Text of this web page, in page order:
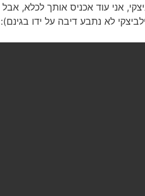
אני עוד אכניס אותך לכלא,
לא נתבע דיבה על ידו בגינם):